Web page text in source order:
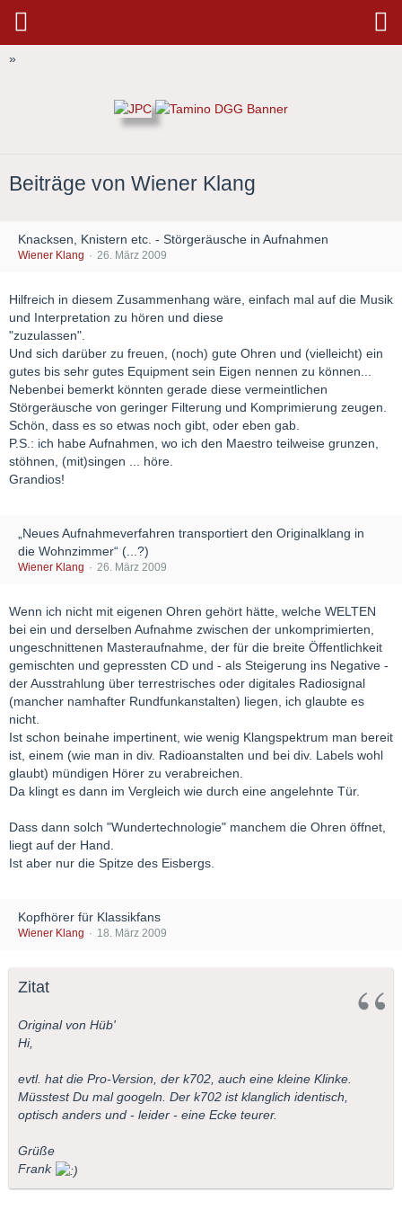
»
Beiträge von Wiener Klang
Knacksen, Knistern etc. - Störgeräusche in Aufnahmen
Wiener Klang 26. März 2009
Hilfreich in diesem Zusammenhang wäre, einfach mal auf die Musik
und Interpretation zu hören und diese
"zuzulassen".
Und sich darüber zu freuen, (noch) gute Ohren und (vielleicht) ein
gutes bis sehr gutes Equipment sein Eigen nennen zu können...
Nebenbei bemerkt könnten gerade diese vermeintlichen
Störgeräusche von geringer Filterung und Komprimierung zeugen.
Schön, dass es so etwas noch gibt, oder eben gab.
P.S.: ich habe Aufnahmen, wo ich den Maestro teilweise grunzen,
stöhnen, (mit)singen ... höre.
Grandios!
„Neues Aufnahmeverfahren transportiert den Originalklang in
die Wohnzimmer“ (...?)
Wiener Klang 26. März 2009
Wenn ich nicht mit eigenen Ohren gehört hätte, welche WELTEN
bei ein und derselben Aufnahme zwischen der unkomprimierten,
ungeschnittenen Masteraufnahme, der für die breite Öffentlichkeit
gemischten und gepressten CD und - als Steigerung ins Negative -
der Ausstrahlung über terrestrisches oder digitales Radiosignal
(mancher namhafter Rundfunkanstalten) liegen, ich glaubte es
nicht.
Ist schon beinahe impertinent, wie wenig Klangspektrum man bereit
ist, einem (wie man in div. Radioanstalten und bei div. Labels wohl
glaubt) mündigen Hörer zu verabreichen.
Da klingt es dann im Vergleich wie durch eine angelehnte Tür.
Dass dann solch "Wundertechnologie" manchem die Ohren öffnet,
liegt auf der Hand.
Ist aber nur die Spitze des Eisbergs.
Kopfhörer für Klassikfans
Wiener Klang 18. März 2009
Zitat
Original von Hüb'
Hi,
evtl. hat die Pro-Version, der k702, auch eine kleine Klinke.
Müsstest Du mal googeln. Der k702 ist klanglich identisch,
optisch anders und - leider - eine Ecke teurer.
Grüße
Frank